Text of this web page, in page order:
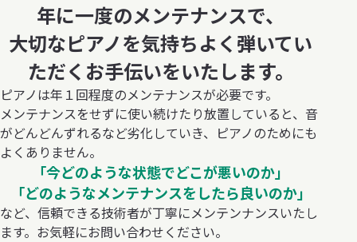
年に一度のメンテナンスで、
大切なピアノを気持ちよく弾いてい
ただくお手伝いをいたします。
ピアノは年１回程度のメンテナンスが必要です。
メンテナンスをせずに使い続けたり放置していると、音
がどんどんずれるなど劣化していき、ピアノのためにも
よくありません。
「今どのような状態でどこが悪いのか」
「どのようなメンテナンスをしたら良いのか」
など、信頼できる技術者が丁寧にメンテンナンスいたし
ます。お気軽にお問い合わせください。